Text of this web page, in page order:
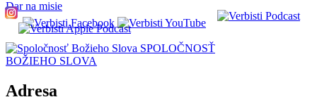
Dar na misie
SPOLOČNOSŤ
BOŽIEHO SLOVA
Adresa